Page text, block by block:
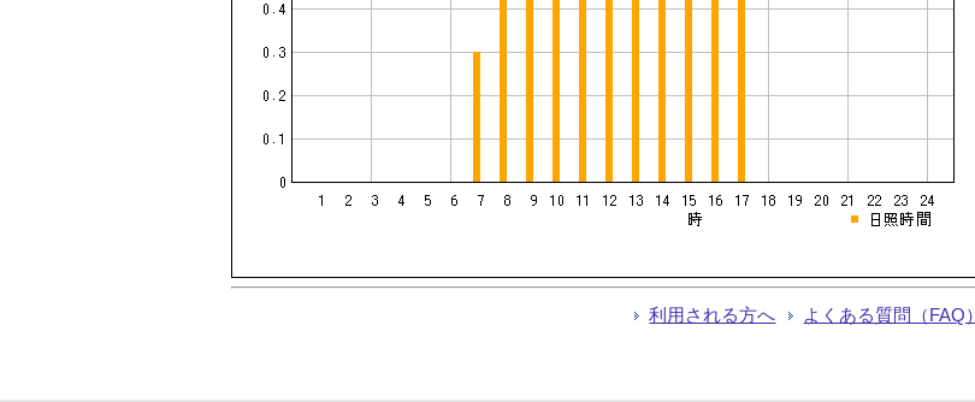
利用される方へ よくある質問（FAQ）